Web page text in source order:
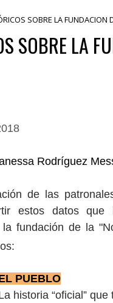
SOBRE LA FUNDACION
SOBRE LA
Rodríguez
de las
estos datos que
fundación de la
PUEBLO
historia “oficial”